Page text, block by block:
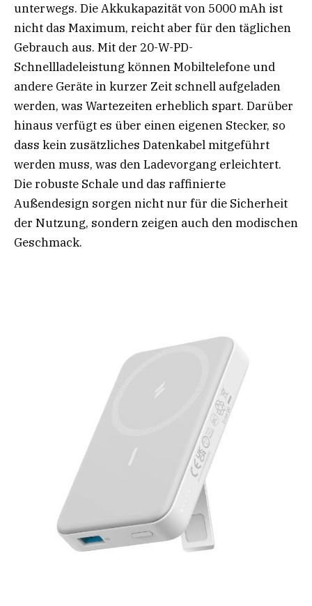
unterwegs. Die Akkukapazität von 5000 mAh ist
nicht das Maximum, reicht aber für den täglichen
Gebrauch aus. Mit der 20-W-PD-
Schnellladeleistung können Mobiltelefone und
andere Geräte in kurzer Zeit schnell aufgeladen
werden, was Wartezeiten erheblich spart. Darüber
hinaus verfügt es über einen eigenen Stecker, so
dass kein zusätzliches Datenkabel mitgeführt
werden muss, was den Ladevorgang erleichtert.
Die robuste Schale und das raffinierte
Außendesign sorgen nicht nur für die Sicherheit
der Nutzung, sondern zeigen auch den modischen
Geschmack.